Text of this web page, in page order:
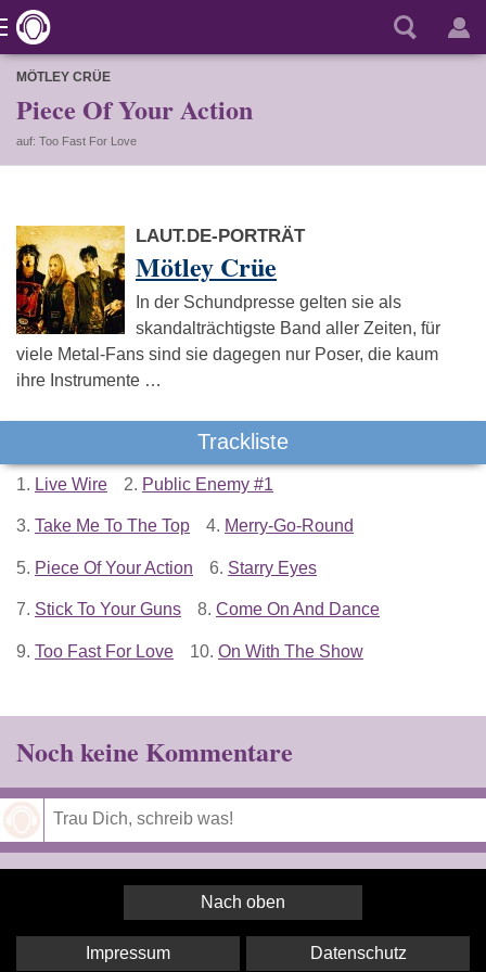
MÖTLEY CRÜE
Piece Of Your Action
auf: Too Fast For Love
LAUT.DE-PORTRÄT
Mötley Crüe
In der Schundpresse gelten sie als
skandalträchtigste Band aller Zeiten, für
viele Metal-Fans sind sie dagegen nur Poser, die kaum
ihre Instrumente …
Trackliste
1. Live Wire 2. Public Enemy #1
3. Take Me To The Top 4. Merry-Go-Round
5. Piece Of Your Action 6. Starry Eyes
7. Stick To Your Guns 8. Come On And Dance
9. Too Fast For Love 10. On With The Show
Noch keine Kommentare
Nach oben
Impressum Datenschutz